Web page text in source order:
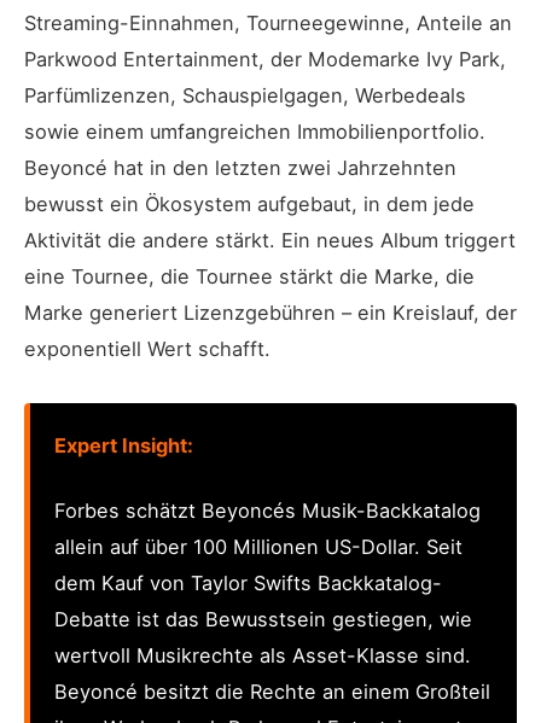
Streaming-Einnahmen, Tourneegewinne, Anteile an
Parkwood Entertainment, der Modemarke Ivy Park,
Parfümlizenzen, Schauspielgagen, Werbedeals
sowie einem umfangreichen Immobilienportfolio.
Beyoncé hat in den letzten zwei Jahrzehnten
bewusst ein Ökosystem aufgebaut, in dem jede
Aktivität die andere stärkt. Ein neues Album triggert
eine Tournee, die Tournee stärkt die Marke, die
Marke generiert Lizenzgebühren – ein Kreislauf, der
exponentiell Wert schafft.
Expert Insight:
Forbes schätzt Beyoncés Musik-Backkatalog
allein auf über 100 Millionen US-Dollar. Seit
dem Kauf von Taylor Swifts Backkatalog-
Debatte ist das Bewusstsein gestiegen, wie
wertvoll Musikrechte als Asset-Klasse sind.
Beyoncé besitzt die Rechte an einem Großteil